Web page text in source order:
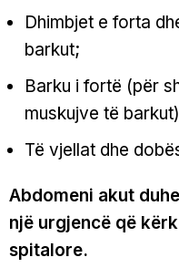
Dhimbjet e forta
barkut;
Barku i fortë (për
muskujve të
Të vjellat dhe
Abdomeni akut
një urgjencë që
spitalore.